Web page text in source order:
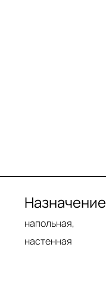
Назначение
напольная,
настенная